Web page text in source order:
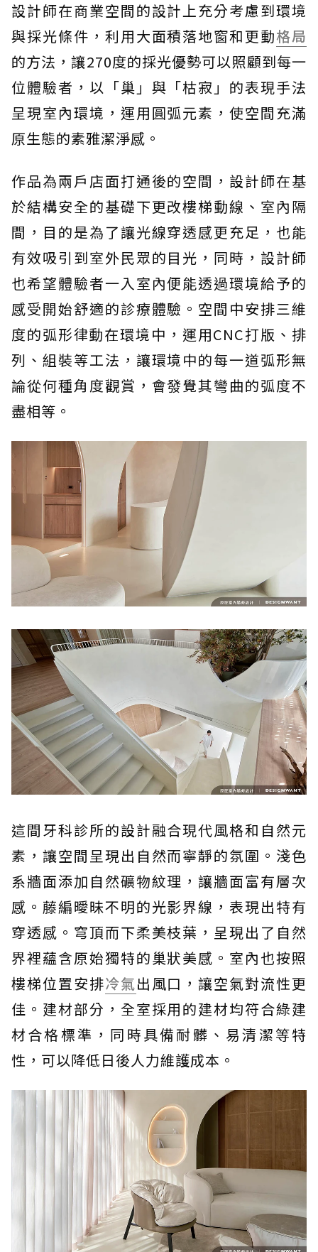
設計師在商業空間的設計上充分考慮到環境
與採光條件，利用大面積落地窗和更動格局
的方法，讓270度的採光優勢可以照顧到每一
位體驗者，以「巢」與「枯寂」的表現手法
呈現室內環境，運用圓弧元素，使空間充滿
原生態的素雅潔淨感。
作品為兩戶店面打通後的空間，設計師在基
於結構安全的基礎下更改樓梯動線、室內隔
間，目的是為了讓光線穿透感更充足，也能
有效吸引到室外民眾的目光，同時，設計師
也希望體驗者一入室內便能透過環境給予的
感受開始舒適的診療體驗。空間中安排三維
度的弧形律動在環境中，運用CNC打版、排
列、組裝等工法，讓環境中的每一道弧形無
論從何種角度觀賞，會發覺其彎曲的弧度不
盡相等。
這間牙科診所的設計融合現代風格和自然元
素，讓空間呈現出自然而寧靜的氛圍。淺色
系牆面添加自然礦物紋理，讓牆面富有層次
感。藤編曖昧不明的光影界線，表現出特有
穿透感。穹頂而下柔美枝葉，呈現出了自然
界裡蘊含原始獨特的巢狀美感。室內也按照
樓梯位置安排冷氣出風口，讓空氣對流性更
佳。建材部分，全室採用的建材均符合綠建
材合格標準，同時具備耐髒、易清潔等特
性，可以降低日後人力維護成本。